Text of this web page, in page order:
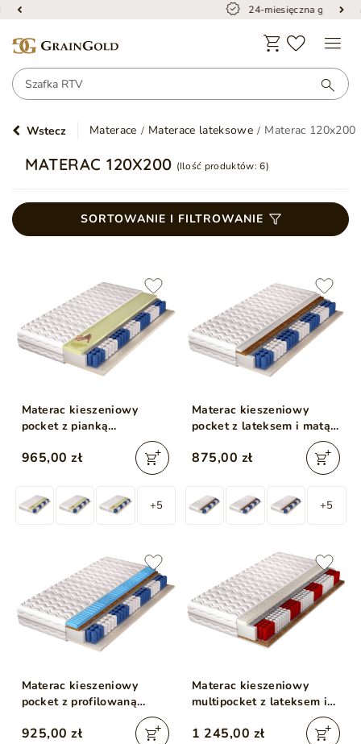
24-miesięczna gwarancja
Wstecz Materace Materace lateksowe Materac 120x200
MATERAC 120X200 (Ilość produktów:6)
SORTOWANIE I FILTROWANIE
Materac kieszeniowy
pocket z pianką
lateksową Lusaro
965,00 zł
+5
Materac kieszeniowy
pocket z lateksem i matą
kokosową Avena 120x200
875,00 zł
+5
Materac kieszeniowy
pocket z profilowaną
lateksem Tivo 120x200
925,00 zł
Materac kieszeniowy
multipocket z lateksem i
matą kokosową Nuvia
120x200
1 245,00 zł